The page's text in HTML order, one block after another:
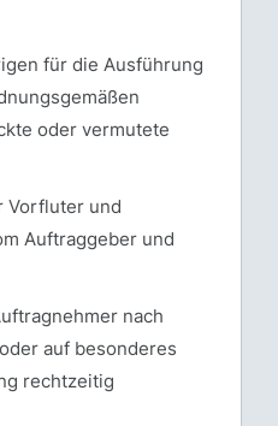
für die Ausführung
oder vermutete
Vorfluter und
Auftraggeber und
nach
auf besonderes
rechtzeitig